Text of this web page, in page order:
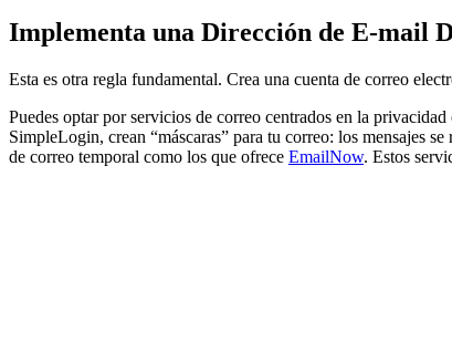
Implementa una Dirección de E-mail
Esta es otra regla fundamental. Crea una cuenta de correo
Puedes optar por servicios de correo centrados en la privacidad
SimpleLogin, crean “máscaras” para tu correo: los mensajes
de correo temporal como los que ofrece EmailNow. Estos